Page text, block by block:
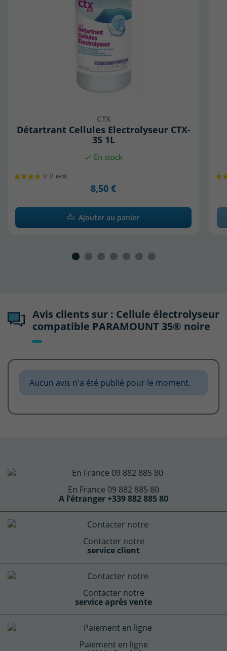
CTX
Détartrant Cellules Electrolyseur CTX-
35 1L
En stock
8,50 €
Ajouter au panier
Avis clients sur : Cellule électrolyseur
compatible PARAMOUNT 35® noire
Aucun avis n'a été publié pour le moment.
En France 09 882 885 80
A l’étranger +339 882 885 80
Contacter notre
service client
Contacter notre
service après vente
Paiement en ligne